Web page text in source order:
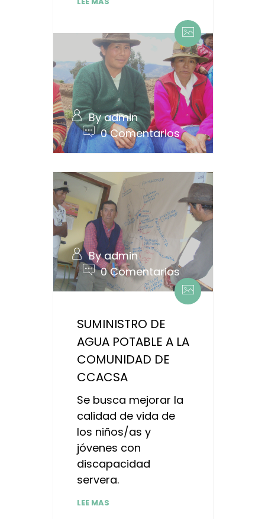
By admin
0 Comentarios
By admin
0 Comentarios
SUMINISTRO DE
AGUA POTABLE A LA
COMUNIDAD DE
CCACSA
Se busca mejorar la
calidad de vida de
los niños/as y
jóvenes con
discapacidad
servera.
LEE MAS